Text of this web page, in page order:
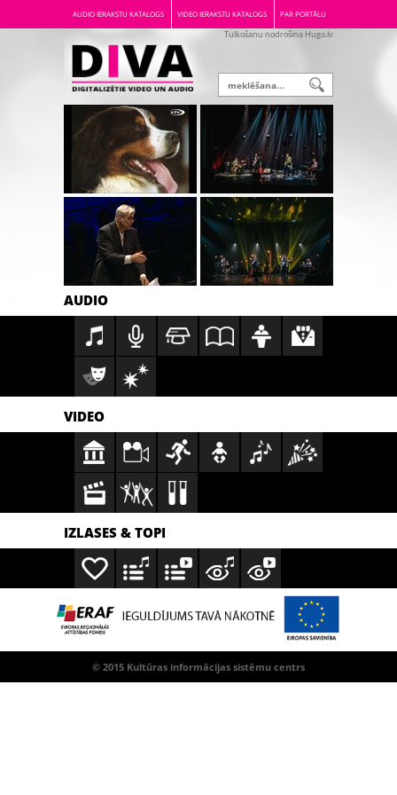
AUDIO IERAKSTU KATALOGS VIDEO IERAKSTU KATALOGS PAR PORTĀLU
Tulkošanu nodrošina Hugo.lv
AUDIO
VIDEO
IZLASES & TOPI
© 2015 Kultūras informācijas sistēmu centrs